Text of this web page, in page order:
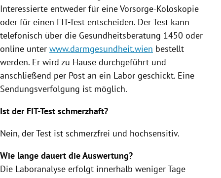
Interessierte entweder für eine Vorsorge-Koloskopie
oder für einen FIT-Test entscheiden. Der Test kann
telefonisch über die Gesundheitsberatung 1450 oder
online unter www.darmgesundheit.wien bestellt
werden. Er wird zu Hause durchgeführt und
anschließend per Post an ein Labor geschickt. Eine
Sendungsverfolgung ist möglich.
Ist der FIT-Test schmerzhaft?
Nein, der Test ist schmerzfrei und hochsensitiv.
Wie lange dauert die Auswertung?
Die Laboranalyse erfolgt innerhalb weniger Tage